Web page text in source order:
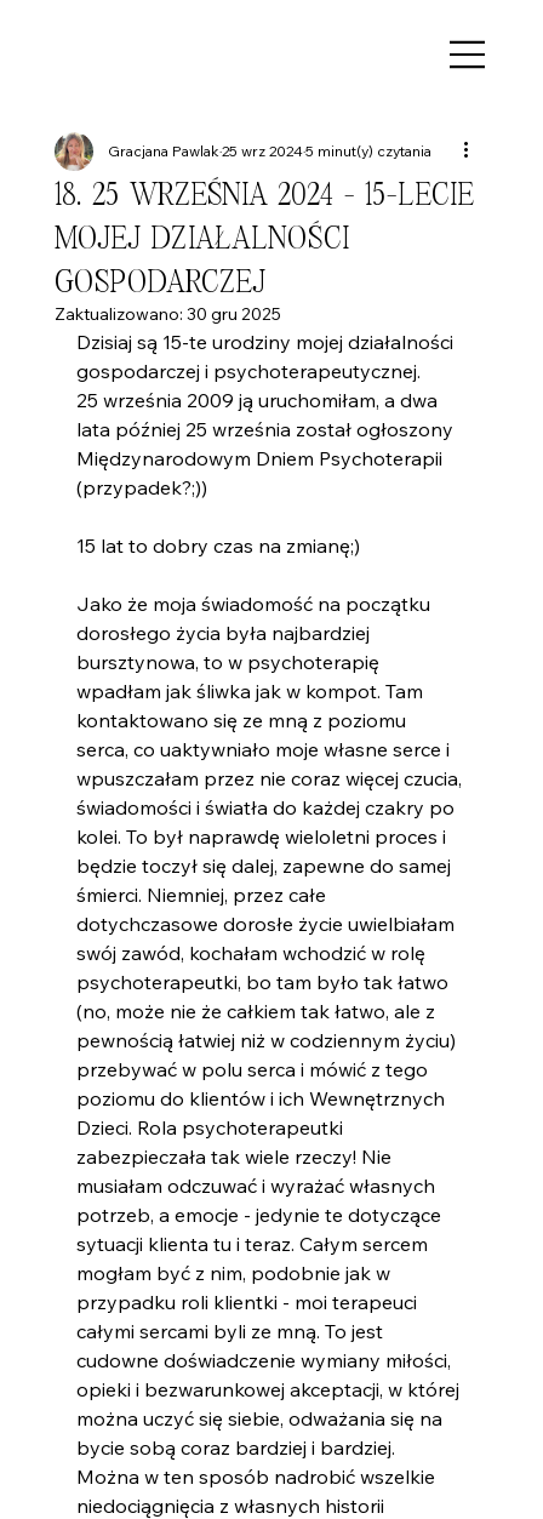
18. 25 WRZEŚNIA 2024 - 15-LECIE
MOJEJ DZIAŁALNOŚCI
GOSPODARCZEJ
Gracjana Pawlak25 wrz 20245 minut(y) czytania
Zaktualizowano: 30 gru 2025
Dzisiaj są 15-te urodziny mojej działalności
gospodarczej i psychoterapeutycznej.
25 września 2009 ją uruchomiłam, a dwa
lata później 25 września został ogłoszony
Międzynarodowym Dniem Psychoterapii
(przypadek?;))
15 lat to dobry czas na zmianę;)
Jako że moja świadomość na początku
dorosłego życia była najbardziej
bursztynowa, to w psychoterapię
wpadłam jak śliwka jak w kompot. Tam
kontaktowano się ze mną z poziomu
serca, co uaktywniało moje własne serce i
wpuszczałam przez nie coraz więcej czucia,
świadomości i światła do każdej czakry po
kolei. To był naprawdę wieloletni proces i
będzie toczył się dalej, zapewne do samej
śmierci. Niemniej, przez całe
dotychczasowe dorosłe życie uwielbiałam
swój zawód, kochałam wchodzić w rolę
psychoterapeutki, bo tam było tak łatwo
(no, może nie że całkiem tak łatwo, ale z
pewnością łatwiej niż w codziennym życiu)
przebywać w polu serca i mówić z tego
poziomu do klientów i ich Wewnętrznych
Dzieci. Rola psychoterapeutki
zabezpieczała tak wiele rzeczy! Nie
musiałam odczuwać i wyrażać własnych
potrzeb, a emocje - jedynie te dotyczące
sytuacji klienta tu i teraz. Całym sercem
mogłam być z nim, podobnie jak w
przypadku roli klientki - moi terapeuci
całymi sercami byli ze mną. To jest
cudowne doświadczenie wymiany miłości,
opieki i bezwarunkowej akceptacji, w której
można uczyć się siebie, odważania się na
bycie sobą coraz bardziej i bardziej.
Można w ten sposób nadrobić wszelkie
niedociągnięcia z własnych historii